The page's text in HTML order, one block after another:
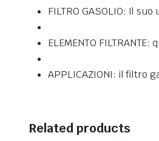
FILTRO GASOLIO: Il
ELEMENTO
APPLICAZIONI: il filtro
Related products